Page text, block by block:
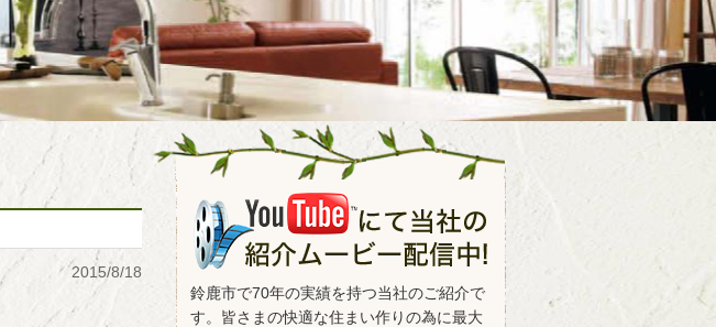
2015/8/18
鈴鹿市で70年の実績を持つ当社のご紹介で
す。皆さまの快適な住まい作りの為に最大